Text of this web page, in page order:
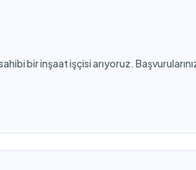
bir inşaat işçisi arıyoruz.